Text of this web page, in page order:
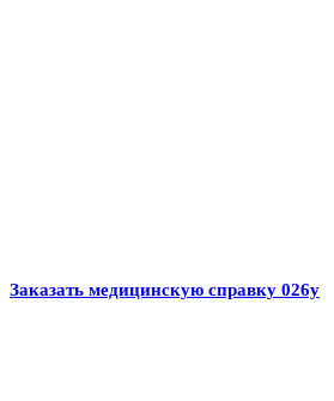
Заказать медицинскую справку 026у